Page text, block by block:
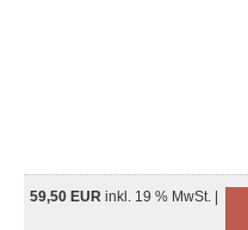
59,50 EUR inkl. 19 % MwSt. |